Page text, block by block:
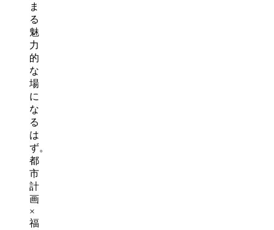
ま
る
魅
力
的
な
場
に
な
る
は
ず。
都
市
計
画
×
福